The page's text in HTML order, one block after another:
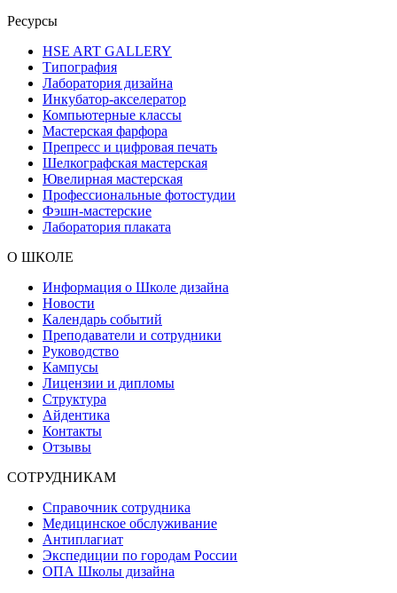
Ресурсы
HSE ART GALLERY
Типография
Лаборатория дизайна
Инкубатор-акселератор
Компьютерные классы
Мастерская фарфора
Препресс и цифровая печать
Шелкографская мастерская
Ювелирная мастерская
Профессиональные фотостудии
Фэшн-мастерские
Лаборатория плаката
О ШКОЛЕ
Информация о Школе дизайна
Новости
Календарь событий
Преподаватели и сотрудники
Руководство
Кампусы
Лицензии и дипломы
Структура
Айдентика
Контакты
Отзывы
СОТРУДНИКАМ
Справочник сотрудника
Медицинское обслуживание
Антиплагиат
Экспедиции по городам России
ОПА Школы дизайна